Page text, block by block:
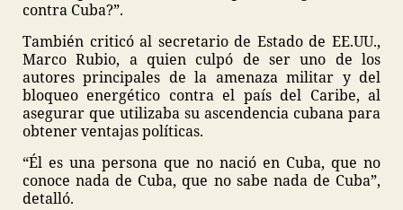
contra Cuba?”.
También criticó al secretario de Estado de EE.UU.,
Marco Rubio, a quien culpó de ser uno de los
autores principales de la amenaza militar y del
bloqueo energético contra el país del Caribe, al
asegurar que utilizaba su ascendencia cubana para
obtener ventajas políticas.
“Él es una persona que no nació en Cuba, que no
conoce nada de Cuba, que no sabe nada de Cuba”,
detalló.